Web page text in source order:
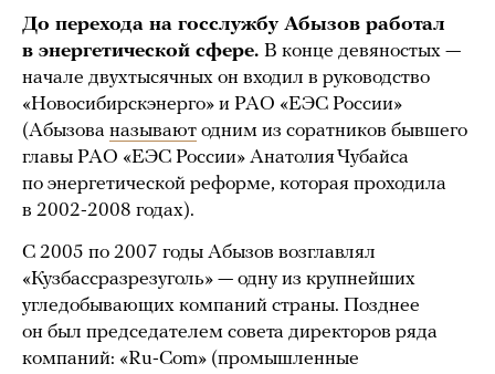
До перехода на госслужбу Абызов работал
в энергетической сфере. В конце девяностых —
начале двухтысячных он входил в руководство
«Новосибирскэнерго» и РАО «ЕЭС России»
(Абызова называют одним из соратников бывшего
главы РАО «ЕЭС России» Анатолия Чубайса
по энергетической реформе, которая проходила
в 2002-2008 годах).
С 2005 по 2007 годы Абызов возглавлял
«Кузбассразрезуголь» — одну из крупнейших
угледобывающих компаний страны. Позднее
он был председателем совета директоров ряда
компаний: «Ru-Com» (промышленные